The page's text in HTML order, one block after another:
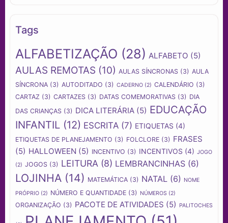
Tags
ALFABETIZAÇÃO (28) ALFABETO (5)
AULAS REMOTAS (10) AULAS SÍNCRONAS (3) AULA
SÍNCRONA (3) AUTODITADO (3) CADERNO (2) CALENDÁRIO (3)
CARTAZ (3) CARTAZES (3) DATAS COMEMORATIVAS (3) DIA
DAS CRIANÇAS (3) DICA LITERÁRIA (5) EDUCAÇÃO
INFANTIL (12) ESCRITA (7) ETIQUETAS (4)
ETIQUETAS DE PLANEJAMENTO (3) FOLCLORE (3) FRASES
(5) HALLOWEEN (5) INCENTIVO (3) INCENTIVOS (4) JOGO
(2) JOGOS (3) LEITURA (8) LEMBRANCINHAS (6)
LOJINHA (14) MATEMÁTICA (3) NATAL (6)
NOME
PRÓPRIO (2) NÚMERO E QUANTIDADE (3) NÚMEROS (2)
ORGANIZAÇÃO (3) PACOTE DE ATIVIDADES (5) PALITOCHES